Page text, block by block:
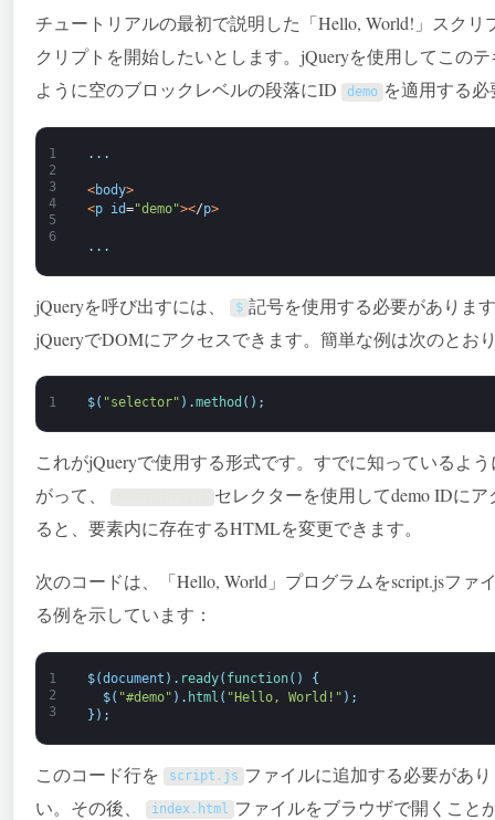
チュートリアルの最初で説明した「Hello, World!」スク
クリプトを開始したいとします。jQueryを使用してこの
ように空のブロックレベルの段落にID
demo を適用する
1
2
3
4
5
6
. . .
<body>
<p id="demo"></p>
. . .
jQueryを呼び出すには、 $ 記号を使用する必要がありま
jQueryでDOMにアクセスできます。簡単な例は次のとお
1 $( "selector" ) .method ( ) ;
これがjQueryで使用する形式です。すでに知っているよ
がって、
セレクターを使用してdemo IDに
ると、要素内に存在するHTMLを変更できます。
次のコードは、「Hello, World」プログラムをscript.jsファ
る例を示しています：
1
2
3
$(document ) . ready( function( )
{
$( "#demo" ) . html ( "Hello, World!" ) ;
} ) ;
このコード行を script . js ファイルに追加する必要があ
い。その後、
index. html ファイルをブラウザで開くこと